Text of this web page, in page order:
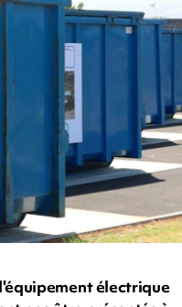
électrique